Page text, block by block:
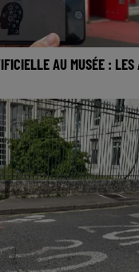
AU MUSÉE : LES